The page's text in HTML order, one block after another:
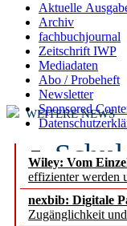
Aktuelle
Archiv
fachbuchjournal
Zeitschrift IWP
Mediadaten
Abo / Probeheft
Newsletter
Sponsored
Wiley: Vom
effizienter werden
nexbib: Digitale
Zugänglichkeit
WEITERE NEWS